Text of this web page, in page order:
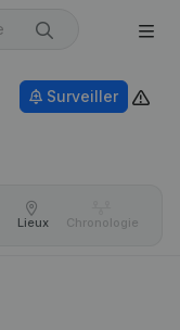
Surveiller
Lieux Chronologie